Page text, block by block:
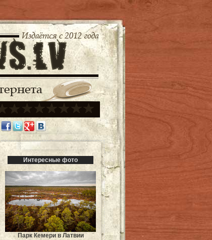
Интересные фото
Парк Кемери в Латвии